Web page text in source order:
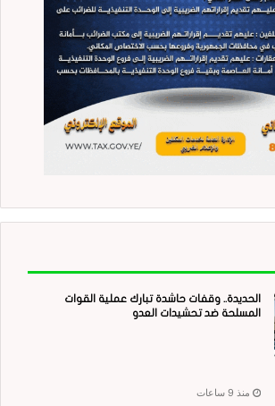
الحديدة.. وقفات حاشدة تبارك عملية القوات
المسلحة ضد تحشيدات العدو
منذ 9 ساعات